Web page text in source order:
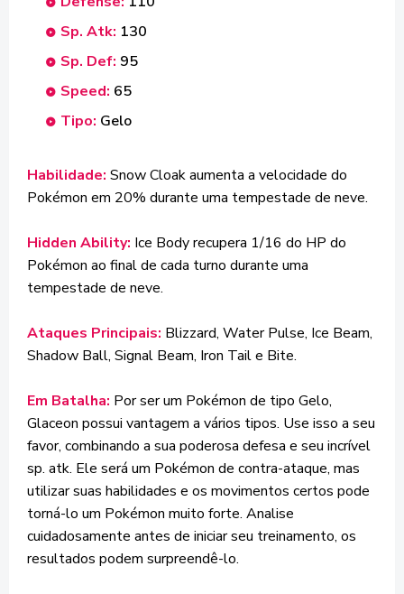
Sp. Atk: 130
Sp. Def: 95
Speed: 65
Tipo: Gelo
Habilidade: Snow Cloak aumenta a velocidade do
Pokémon em 20% durante uma tempestade de neve.
Hidden Ability: Ice Body recupera 1/16 do HP do
Pokémon ao final de cada turno durante uma
tempestade de neve.
Ataques Principais: Blizzard, Water Pulse, Ice Beam,
Shadow Ball, Signal Beam, Iron Tail e Bite.
Em Batalha: Por ser um Pokémon de tipo Gelo,
Glaceon possui vantagem a vários tipos. Use isso a seu
favor, combinando a sua poderosa defesa e seu incrível
sp. atk. Ele será um Pokémon de contra-ataque, mas
utilizar suas habilidades e os movimentos certos pode
torná-lo um Pokémon muito forte. Analise
cuidadosamente antes de iniciar seu treinamento, os
resultados podem surpreendê-lo.